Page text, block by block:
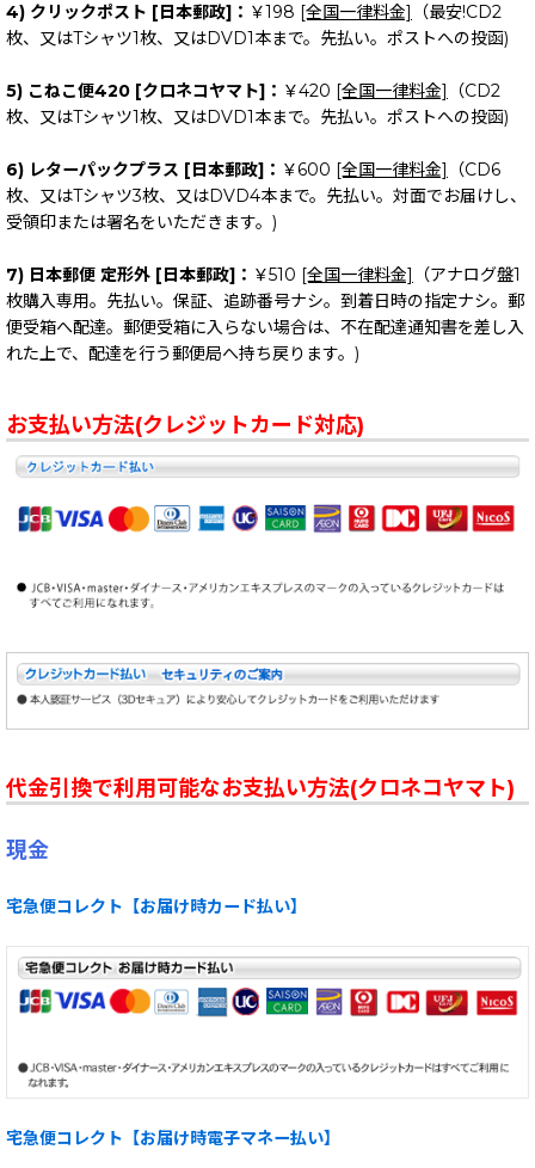
4) クリックポスト [日本郵政]： ￥198 [全国一律料金]
（最安!CD2
枚、又はTシャツ1枚、又はDVD1本まで。先払い。ポストへの投函)
5) こねこ便420 [クロネコヤマト]： ￥420 [全国一律料金]
（CD2
枚、又はTシャツ1枚、又はDVD1本まで。先払い。ポストへの投函)
6) レターパックプラス [日本郵政]： ￥600 [全国一律料金]
（CD6
枚、又はTシャツ3枚、又はDVD4本まで。先払い。対面でお届けし、
受領印または署名をいただきます。)
7) 日本郵便 定形外 [日本郵政]： ￥510 [全国一律料金]
（アナログ盤1
枚購入専用。先払い。保証、追跡番号ナシ。到着日時の指定ナシ。郵
便受箱へ配達。郵便受箱に入らない場合は、不在配達通知書を差し入
れた上で、配達を行う郵便局へ持ち戻ります。)
お支払い方法(クレジットカード対応)
代金引換で利用可能なお支払い方法(クロネコヤマト)
現金
宅急便コレクト【お届け時カード払い】
宅急便コレクト【お届け時電子マネー払い】